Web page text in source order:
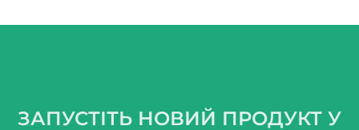
ЗАПУСТІТЬ НОВИЙ ПРОДУКТ У